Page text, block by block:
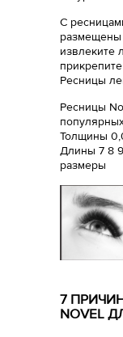
С
размещены
извлеките
Ресницы
Ресницы
Толщины
Длины 7 8
размеры
7
NOVEL